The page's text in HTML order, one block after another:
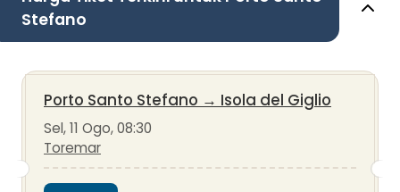
Stefano
Porto Santo Stefano → Isola del Giglio
Sel, 11 Ogo, 08:30
Toremar